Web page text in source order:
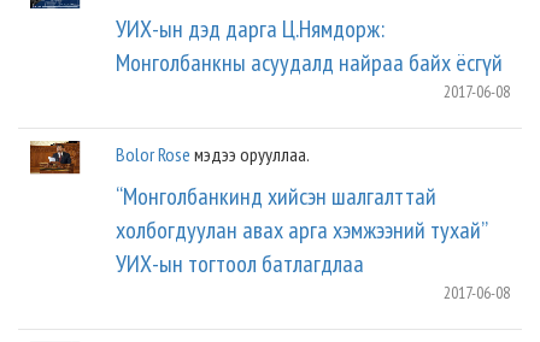
УИХ-ын дэд дарга Ц.Нямдорж:
Монголбанкны асуудалд найраа байх ёсгүй
2017-06-08
Bolor Rose мэдээ орууллаа.
“Монголбанкинд хийсэн шалгалттай
холбогдуулан авах арга хэмжээний тухай”
УИХ-ын тогтоол батлагдлаа
2017-06-08